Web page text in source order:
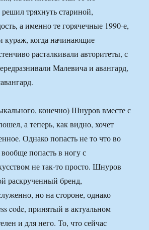
тряхнуть стариной,
а именно те горячечные 1990-е,
кураж, когда начинающие
расталкивали авторитеты, с
Малевича и авангард,
конечно) Шнуров вместе с
а теперь, как видно, хочет
Однако попасть не то что во
попасть в ногу с
не так-то просто. Шнуров
раскрученный бренд,
но на стороне, однако
code, принятый в актуальном
и для него. То, что сейчас